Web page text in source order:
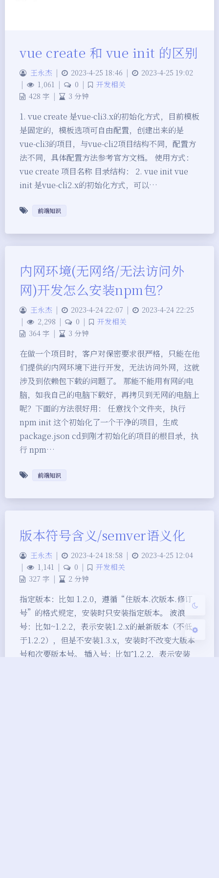
夜间模式
Sans Serif Serif
浅阴影 深阴影
vue create 和 vue init 的区别
王永杰 | 2023-4-25 18:46 |
2023-4-25 19:02
|
1,061 | 0 |
开发相关
428 字 | 3 分钟
1. vue create 是vue-cli3.x的初始化方式，目前模板
是固定的，模板选项可自由配置，创建出来的是
vue-cli3的项目，与vue-cli2项目结构不同，配置方
法不同，具体配置方法参考官方文档。 使用方式：
vue create 项目名称 目录结构： 2. vue init vue
init 是vue-cli2.x的初始化方式，可以…
前端知识
内网环境(无网络/无法访问外
网)开发怎么安装npm包？
王永杰 | 2023-4-24 22:07 |
2023-4-24 22:25
|
2,298 | 0 |
开发相关
364 字 | 3 分钟
在做一个项目时，客户对保密要求很严格，只能在他
们提供的内网环境下进行开发，无法访问外网，这就
涉及到依赖包下载的问题了。 那能不能用有网的电
脑，如我自己的电脑下载好，再拷贝到无网的电脑上
呢？下面的方法很好用： 任意找个文件夹，执行
npm init 这个初始化了一个干净的项目，生成
package.json cd到刚才初始化的项目的根目录，执
行 npm…
前端知识
版本符号含义/semver语义化
王永杰 | 2023-4-24 18:58 |
2023-4-25 12:04
|
1,141 | 0 |
开发相关
327 字 | 2 分钟
指定版本：比如 1.2.0，遵循“住版本.次版本.修订
号”的格式规定，安装时只安装指定版本。 波浪
号：比如~1.2.2，表示安装1.2.x的最新版本（不低
于1.2.2），但是不安装1.3.x，安装时不改变大版本
号和次要版本号。 插入号：比如ˆ1.2.2，表示安装